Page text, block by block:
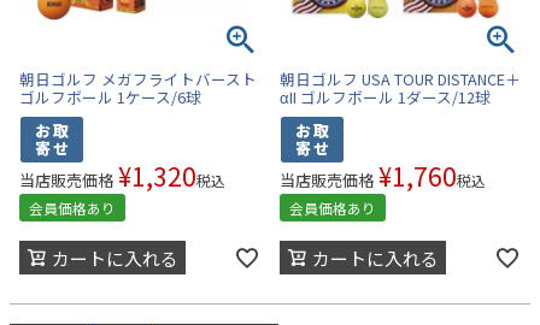
朝日ゴルフ メガフライトバースト
ゴルフボール 1ケース/6球
当店販売価格 ¥1,320税込
会員価格あり
カートに入れる
朝日ゴルフ USA TOUR DISTANCE＋
αII ゴルフボール 1ダース/12球
当店販売価格 ¥1,760税込
会員価格あり
カートに入れる